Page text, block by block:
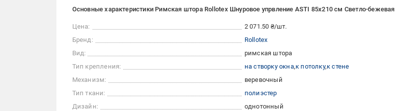
Основные характеристики Римская штора Rollotex Шнуровое упрвление ASTI 85x210 см Светло-бежевая
Цена:
2 071.50 ₴/шт.
Бренд:
Rollotex
Вид:
римская штора
Тип крепления:
на створку окна к потолку к стене
Механизм:
веревочный
Тип ткани:
полиэстер
Дизайн:
однотонный